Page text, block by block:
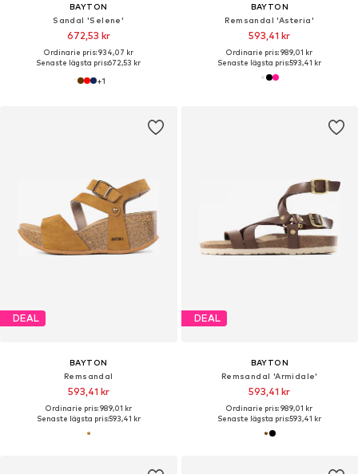
BAYTON
Sandal 'Selene'
672,53 kr
Ordinarie pris: 934,07 kr
Senaste lägsta pris:672,53 kr
+1
BAYTON
Remsandal 'Asteria'
593,41 kr
Ordinarie pris: 989,01 kr
Senaste lägsta pris:593,41 kr
DEAL
BAYTON
Remsandal
593,41 kr
Ordinarie pris: 989,01 kr
Senaste lägsta pris:593,41 kr
DEAL
BAYTON
Remsandal 'Armidale'
593,41 kr
Ordinarie pris: 989,01 kr
Senaste lägsta pris:593,41 kr